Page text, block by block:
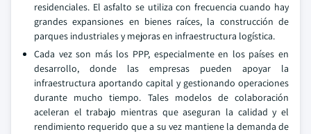
residenciales. El asfalto se utiliza con frecuencia cuando hay
grandes expansiones en bienes raíces, la construcción de
parques industriales y mejoras en infraestructura logística.
Cada vez son más los PPP, especialmente en los países en
desarrollo, donde las empresas pueden apoyar la
infraestructura aportando capital y gestionando operaciones
durante mucho tiempo. Tales modelos de colaboración
aceleran el trabajo mientras que aseguran la calidad y el
rendimiento requerido que a su vez mantiene la demanda de